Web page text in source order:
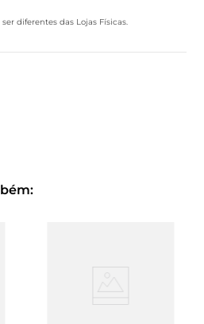
diferentes das Lojas Físicas.